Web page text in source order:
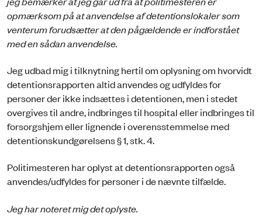
opmærksom på at anvendelse af detentionslokaler som
venterum forudsætter at den pågældende er indforstået
med en sådan anvendelse.
Jeg udbad mig i tilknytning hertil om oplysning om hvorvidt
detentionsrapporten altid anvendes og udfyldes for
personer der ikke indsættes i detentionen, men i stedet
overgives til andre, indbringes til hospital eller indbringes til
forsorgshjem eller lignende i overensstemmelse med
detentionskundgørelsens § 1, stk. 4.
Politimesteren har oplyst at detentionsrapporten også
anvendes/udfyldes for personer i de nævnte tilfælde.
Jeg har noteret mig det oplyste.